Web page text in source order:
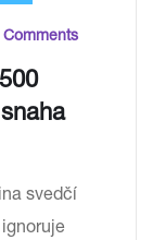
Comments
svedčí